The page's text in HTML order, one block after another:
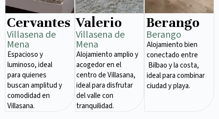
Cervantes
Villasena de
Mena​
Espacioso y
luminoso, ideal
para quienes
buscan amplitud y
comodidad en
Villasana.
Valerio
Villasena de
Mena​
Alojamiento amplio y
acogedor en el
centro de Villasana,
ideal para disfrutar
del valle con
tranquilidad.
Berango
Berango
Alojamiento bien
conectado entre
Bilbao y la costa,
ideal para combinar
ciudad y playa.